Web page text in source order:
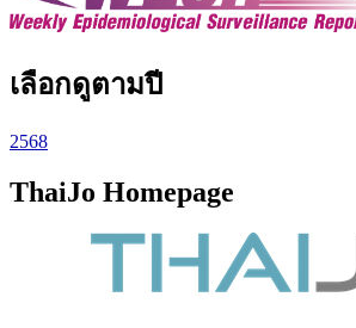
เลือกดูตามปี
2568
ThaiJo Homepage